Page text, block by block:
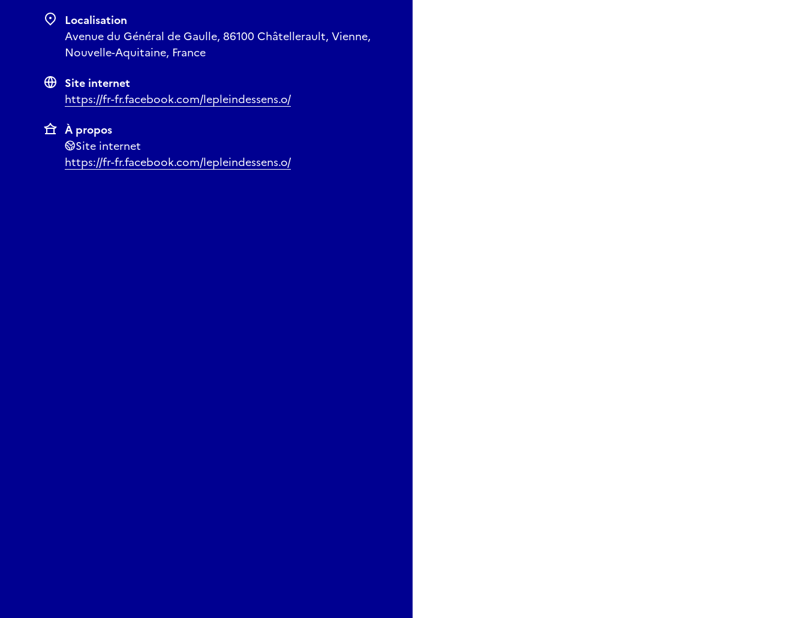
Localisation
Avenue du Général de Gaulle, 86100 Châtellerault, Vienne,
Nouvelle-Aquitaine, France
Site internet
https://fr-fr.facebook.com/lepleindessens.o/
À propos
Site internet
https://fr-fr.facebook.com/lepleindessens.o/